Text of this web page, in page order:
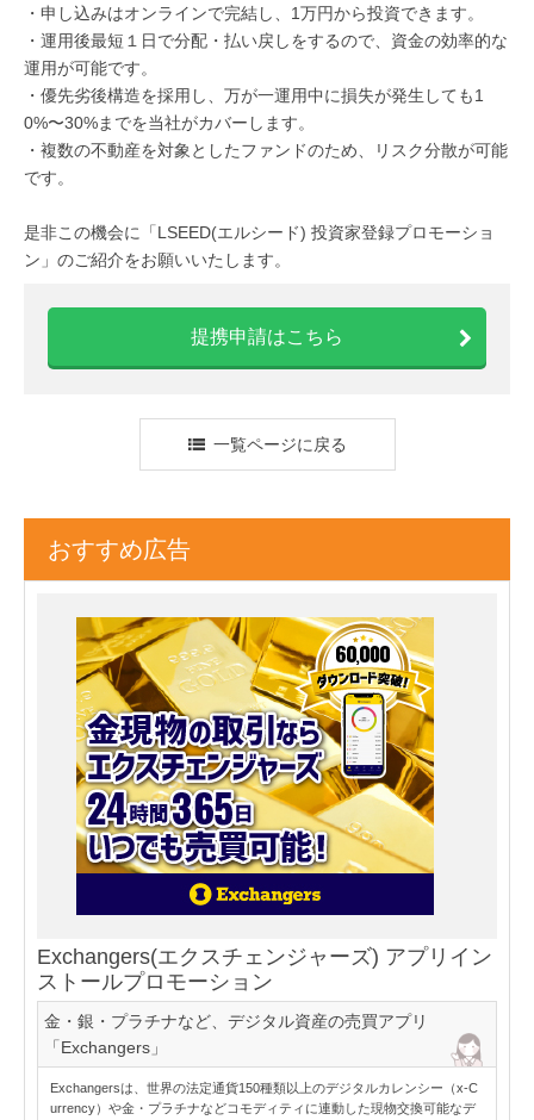
・申し込みはオンラインで完結し、1万円から投資できます。
・運用後最短１日で分配・払い戻しをするので、資金の効率的な
運用が可能です。
・優先劣後構造を採用し、万が一運用中に損失が発生しても1
0%〜30%までを当社がカバーします。
・複数の不動産を対象としたファンドのため、リスク分散が可能
です。
是非この機会に「LSEED(エルシード) 投資家登録プロモーショ
ン」のご紹介をお願いいたします。
提携申請はこちら
一覧ページに戻る
おすすめ広告
Exchangers(エクスチェンジャーズ) アプリイン
ストールプロモーション
金・銀・プラチナなど、デジタル資産の売買アプリ
「Exchangers」
Exchangersは、世界の法定通貨150種類以上のデジタルカレンシー（x-C
urrency）や金・プラチナなどコモディティに連動した現物交換可能なデ